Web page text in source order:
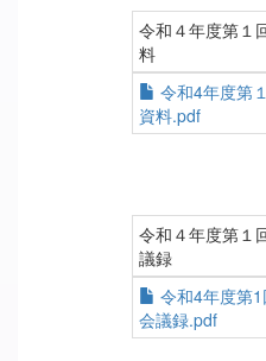
令和４年度第１
料
令和4年度第
資料.pdf
令和４年度第１
議録
令和4年度第
会議録.pdf